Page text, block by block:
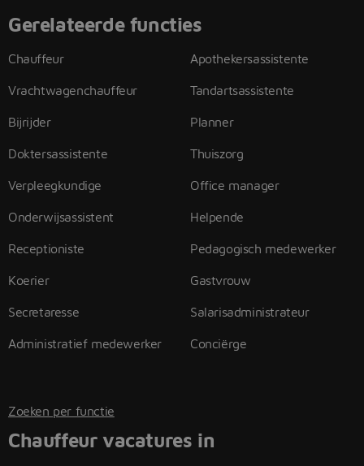
Gerelateerde functies
Chauffeur
Vrachtwagenchauffeur
Bijrijder
Doktersassistente
Verpleegkundige
Onderwijsassistent
Receptioniste
Koerier
Secretaresse
Administratief medewerker
Apothekersassistente
Tandartsassistente
Planner
Thuiszorg
Office manager
Helpende
Pedagogisch medewerker
Gastvrouw
Salarisadministrateur
Conciërge
Zoeken per functie
Chauffeur vacatures in